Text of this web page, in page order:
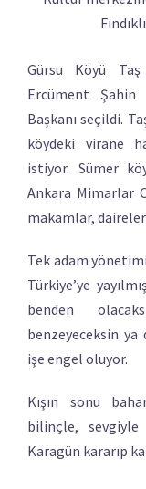
Gürsu Köyü
Ercüment Şahin
Başkanı seçildi.
köydeki virane
istiyor. Sümer
Ankara Mimarlar
makamlar,
Tek adam
Türkiye’ye
benden
benzeyeceksin ya
işe engel oluyor.
Kışın sonu
bilinçle, sevgiyle
Karagün kararıp